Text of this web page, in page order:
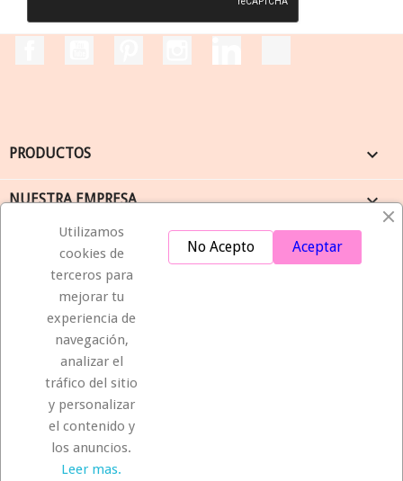
PRODUCTOS 
NUESTRA EMPRESA 
SU CUENTA
INFORMACIÓN
Compromiso de entrega
Seguridad
Idea
Utilizamos
cookies de
terceros para
mejorar tu
experiencia de
navegación,
analizar el
tráfico del sitio
y personalizar
el contenido y
los anuncios.
Leer mas.
Aceptar
No Acepto